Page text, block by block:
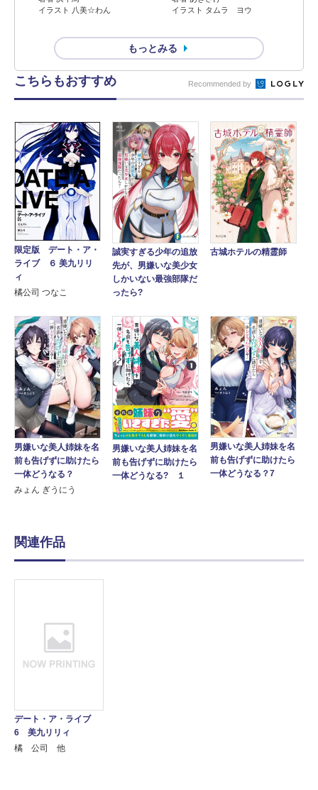
イラスト 八美☆わん
イラスト タムラ ヨウ
もっとみる
こちらもおすすめ Recommended by
限定版 デート・ア・
ライブ ６ 美九リリ
ィ
橘公司 つなこ
誠実すぎる少年の追放
先が、男嫌いな美少女
しかいない最強部隊だ
ったら?
古城ホテルの精霊師
男嫌いな美人姉妹を名
前も告げずに助けたら
一体どうなる？
みょん ぎうにう
男嫌いな美人姉妹を名
前も告げずに助けたら
一体どうなる? １
男嫌いな美人姉妹を名
前も告げずに助けたら
一体どうなる？7
関連作品
デート・ア・ライブ
6 美九リリィ
橘 公司 他